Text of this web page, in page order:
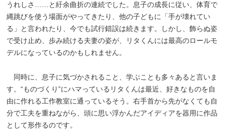
うれしさ……と紆余曲折の連続でした。息子の成長に従い、体育で
縄跳びを使う場面がやってきたり、他の子どもに「手が壊れてい
る」と言われたり、今でも試行錯誤は続きます。しかし、飾らぬ姿
で受け止め、歩み続ける夫妻の姿が、リタくんには最高のロールモ
デルになっているのかもしれません。
同時に、息子に気づかされること、学ぶことも多々あると言いま
す。“ものづくり”にハマっているリタくんは最近、好きなものを自
由に作れる工作教室に通っているそう。右手首から先がなくても自
分で工夫を重ねながら、頭に思い浮かんだアイディアを器用に作品
として形作るのです。